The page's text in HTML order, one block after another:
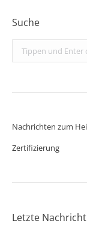
Suche
Search:
Nachrichten zum
Zertifizierung
Letzte